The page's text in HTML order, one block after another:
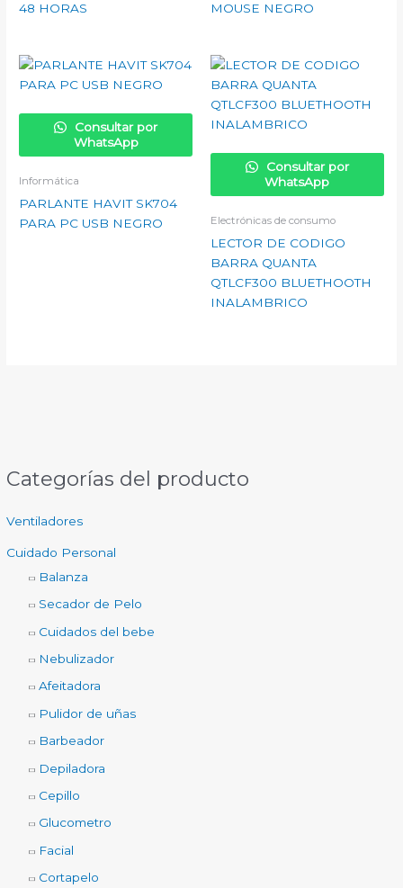
Categorías del producto
Ventiladores
Cuidado Personal
Balanza
Secador de Pelo
Cuidados del bebe
Nebulizador
Afeitadora
Pulidor de uñas
Barbeador
Depiladora
Cepillo
Glucometro
Facial
Cortapelo
48 HORAS
MOUSE NEGRO
Consultar por
WhatsApp
Informática
PARLANTE HAVIT SK704
PARA PC USB NEGRO
Consultar por
WhatsApp
Electrónicas de consumo
LECTOR DE CODIGO
BARRA QUANTA
QTLCF300 BLUETHOOTH
INALAMBRICO